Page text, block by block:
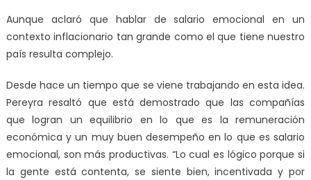
Aunque aclaró que hablar de salario emocional en un
contexto inflacionario tan grande como el que tiene nuestro
país resulta complejo.
Desde hace un tiempo que se viene trabajando en esta idea.
Pereyra resaltó que está demostrado que las compañías
que logran un equilibrio en lo que es la remuneración
económica y un muy buen desempeño en lo que es salario
emocional, son más productivas. “Lo cual es lógico porque si
la gente está contenta, se siente bien, incentivada y por